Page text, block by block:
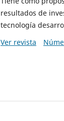
resultados de
tecnología
Ver revista